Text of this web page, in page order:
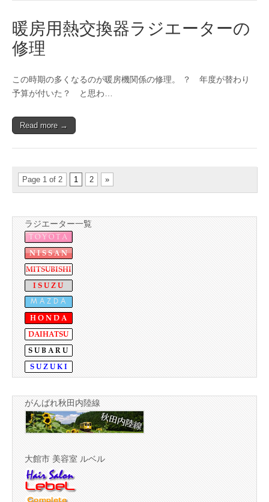
暖房用熱交換器ラジエーターの
修理
この時期の多くなるのが暖房機関係の修理。 ？ 年度が替わり
予算が付いた？ と思わ…
Read more →
Page 1 of 2 1 2 »
ラジエーター一覧
がんばれ秋田内陸線
大館市 美容室 ルベル